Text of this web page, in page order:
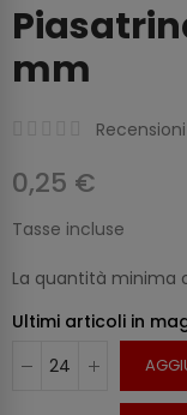
mm
0,25 €
Tasse incluse
La quantità minima
Ultimi articoli in